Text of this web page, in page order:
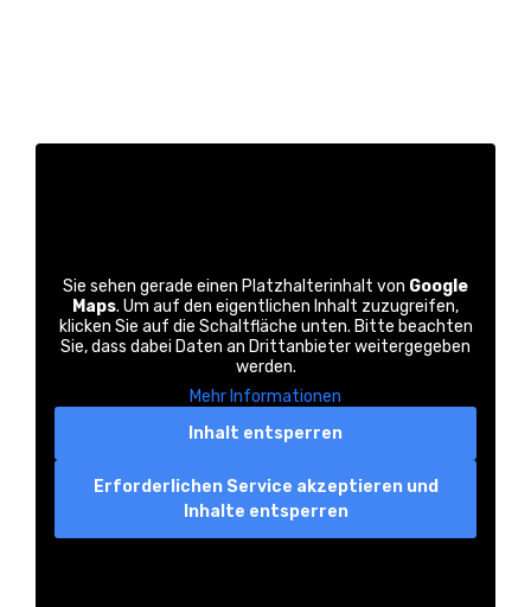
Sie sehen gerade einen Platzhalterinhalt von Google
Maps. Um auf den eigentlichen Inhalt zuzugreifen,
klicken Sie auf die Schaltfläche unten. Bitte beachten
Sie, dass dabei Daten an Drittanbieter weitergegeben
werden.
Mehr Informationen
Inhalt entsperren
Erforderlichen Service akzeptieren und
Inhalte entsperren